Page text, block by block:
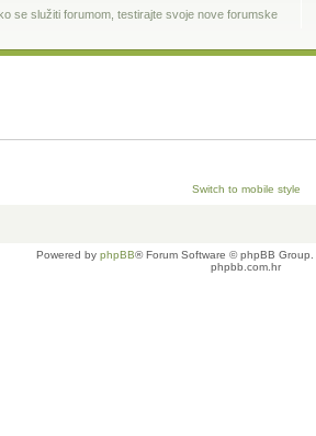
se služiti forumom, testirajte svoje nove forumske
Switch to mobile style
Powered by phpBB® Forum Software © phpBB Group.
phpbb.com.hr